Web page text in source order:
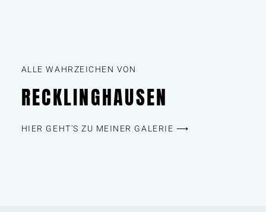
ALLE WAHRZEICHEN VON
RECKLINGHAUSEN
HIER GEHT'S ZU MEINER GALERIE ⟶